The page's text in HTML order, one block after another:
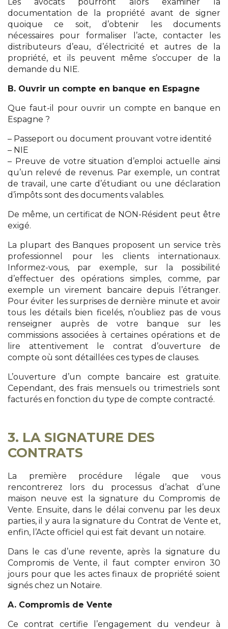
documentation de la propriété avant de signer
quoique ce soit, d’obtenir les documents
nécessaires pour formaliser l’acte, contacter les
distributeurs d’eau, d’électricité et autres de la
propriété, et ils peuvent même s’occuper de la
demande du NIE.
B. Ouvrir un compte en banque en Espagne
Que faut-il pour ouvrir un compte en banque en
Espagne ?
– Passeport ou document prouvant votre identité
– NIE
– Preuve de votre situation d’emploi actuelle ainsi
qu’un relevé de revenus. Par exemple, un contrat
de travail, une carte d’étudiant ou une déclaration
d’impôts sont des documents valables.
De même, un certificat de NON-Résident peut être
exigé.
La plupart des Banques proposent un service très
professionnel pour les clients internationaux.
Informez-vous, par exemple, sur la possibilité
d’effectuer des opérations simples, comme, par
exemple un virement bancaire depuis l’étranger.
Pour éviter les surprises de dernière minute et avoir
tous les détails bien ficelés, n’oubliez pas de vous
renseigner auprès de votre banque sur les
commissions associées à certaines opérations et de
lire attentivement le contrat d’ouverture de
compte où sont détaillées ces types de clauses.
L’ouverture d’un compte bancaire est gratuite.
Cependant, des frais mensuels ou trimestriels sont
facturés en fonction du type de compte contracté.
3. LA SIGNATURE DES
CONTRATS
La première procédure légale que vous
rencontrerez lors du processus d’achat d’une
maison neuve est la signature du Compromis de
Vente. Ensuite, dans le délai convenu par les deux
parties, il y aura la signature du Contrat de Vente et,
enfin, l’Acte officiel qui est fait devant un notaire.
Dans le cas d’une revente, après la signature du
Compromis de Vente, il faut compter environ 30
jours pour que les actes finaux de propriété soient
signés chez un Notaire.
A. Compromis de Vente
Ce contrat certifie l’engagement du vendeur à